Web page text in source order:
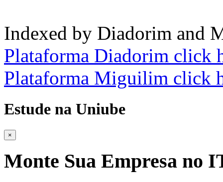
Indexed by Diadorim and
Plataforma Diadorim click
Plataforma Miguilim click
Estude na Uniube
×
Monte Sua Empresa no